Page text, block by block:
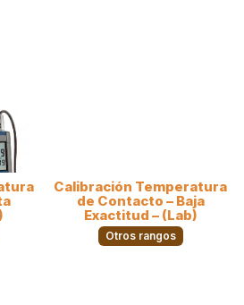
Calibración Temperatura
de Contacto – Baja
Exactitud – (Lab)
Otros rangos